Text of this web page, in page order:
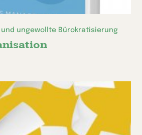
ungewollte Bürokratisierung